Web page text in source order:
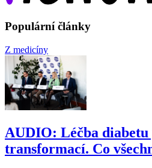
Populární články
Z medicíny
AUDIO: Léčba
transformací. Co